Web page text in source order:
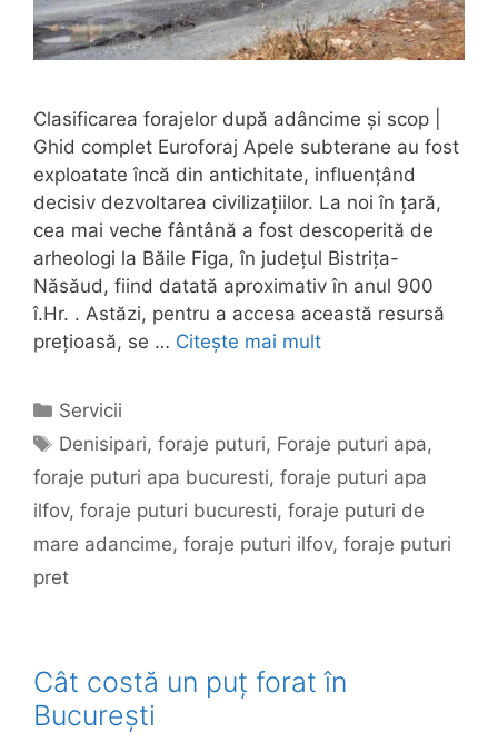
Clasificarea forajelor după adâncime și scop |
Ghid complet Euroforaj Apele subterane au fost
exploatate încă din antichitate, influențând
decisiv dezvoltarea civilizațiilor. La noi în țară,
cea mai veche fântână a fost descoperită de
arheologi la Băile Figa, în județul Bistrița-
Năsăud, fiind datată aproximativ în anul 900
î.Hr. . Astăzi, pentru a accesa această resursă
prețioasă, se … Citește mai mult
Categorii
Servicii
Etichete
Denisipari,foraje puturi, Foraje puturi apa,
foraje puturi apa bucuresti, foraje puturi apa
ilfov, foraje puturi bucuresti, foraje puturi de
mare adancime, foraje puturi ilfov, foraje puturi
pret
Cât costă un puț forat în
București